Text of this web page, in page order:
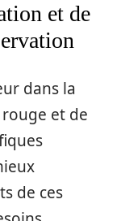
et de
dans la
et de
de ces